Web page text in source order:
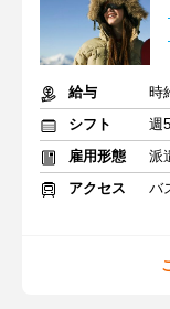
給与
時
シフト
週
雇用形態
派
アクセス
バ